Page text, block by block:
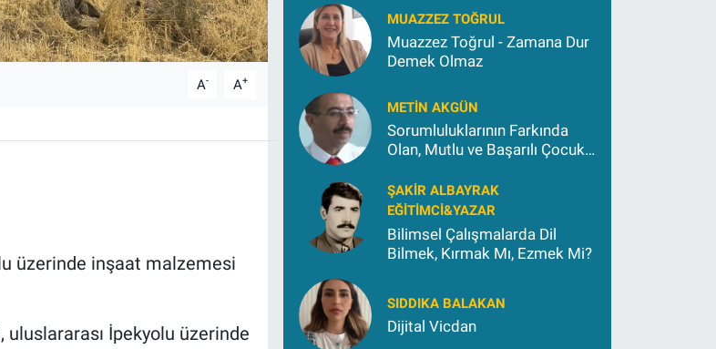
A- A+
üzerinde inşaat malzemesi
İpekyolu üzerinde
MUAZZEZ TOĞRUL
Muazzez Toğrul - Zamana Dur
Demek Olmaz
METIN AKGÜN
Sorumluluklarının Farkında
Olan, Mutlu ve Başarılı Çocuk
ŞAKIR ALBAYRAK
EĞITIMCI&YAZAR
Bilimsel Çalışmalarda Dil
Bilmek, Kırmak Mı, Ezmek Mi?
SIDDIKA BALAKAN
Dijital Vicdan